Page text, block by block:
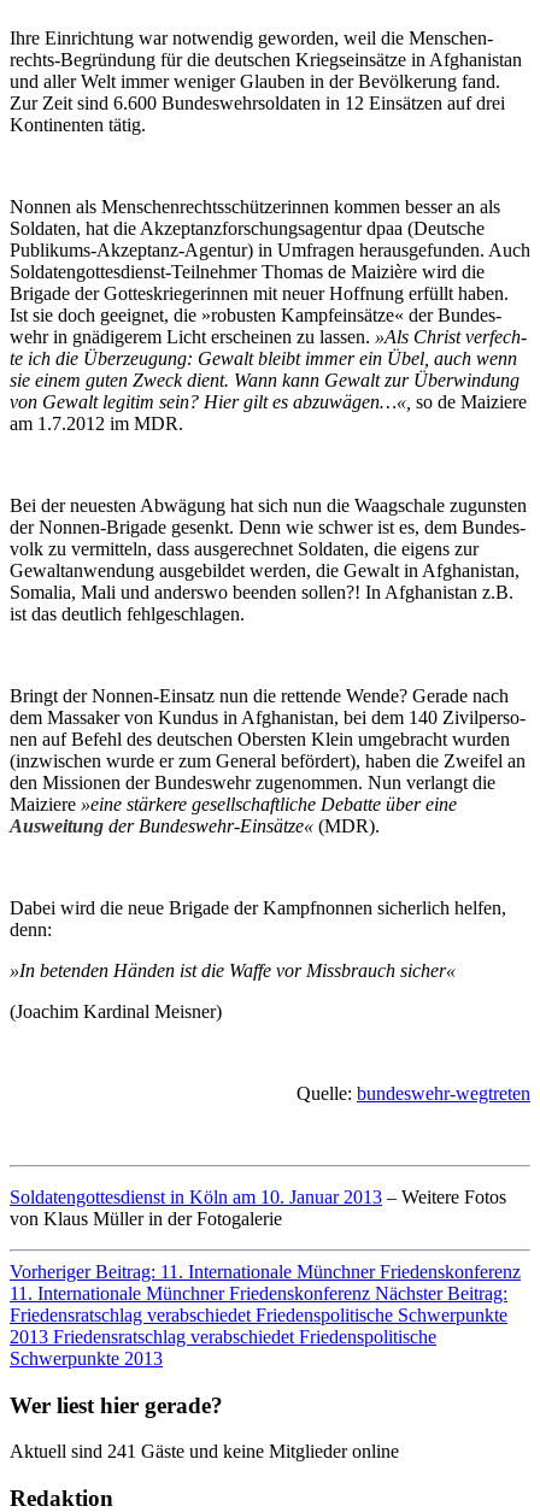
Ihre Einrichtung war notwendig geworden, weil die Men­schen­
rechts-Begrün­dung für die deutschen Kriegs­ein­sät­ze in Afgha­nis­tan
und aller Welt immer weniger Glauben in der Bevöl­ke­rung fand.
Zur Zeit sind 6.600 Bun­des­wehr­sol­daten in 12 Ein­sät­zen auf drei
Kontinenten tätig.
Nonnen als Menschen­rechts­schüt­ze­rinnen kommen besser an als
Sol­da­ten, hat die Akzep­tanz­for­schungs­agen­tur dpaa (Deutsche
Publi­kums-Akzep­tanz-Agen­tur) in Umfragen heraus­gefun­den. Auch
Sol­da­ten­got­tes­dienst-Teil­nehmer Thomas de Maizière wird die
Brigade der Got­tes­krie­ge­rin­nen mit neuer Hoffnung erfüllt haben.
Ist sie doch geeignet, die »robus­ten Kampf­ein­sät­ze« der Bundes­
wehr in gnädi­ge­rem Licht erschei­nen zu lassen. »Als Christ ver­fech­
te ich die Über­zeugung: Gewalt bleibt immer ein Übel, auch wenn
sie einem guten Zweck dient. Wann kann Gewalt zur Über­win­dung
von Gewalt legitim sein? Hier gilt es abzu­wägen…«, so de Maiziere
am 1.7.2012 im MDR.
Bei der neuesten Abwägung hat sich nun die Waag­schale zuguns­ten
der Non­nen-Bri­ga­de gesenkt. Denn wie schwer ist es, dem Bundes­
volk zu vermit­teln, dass aus­ge­rech­net Sol­daten, die eigens zur
Gewalt­an­wen­dung ausge­bildet werden, die Gewalt in Afgha­nis­tan,
Somalia, Mali und anderswo beenden sollen?! In Afgha­nis­tan z.B.
ist das deutlich fehlgeschlagen.
Bringt der Nonnen-Einsatz nun die rettende Wende? Gerade nach
dem Massa­ker von Kundus in Afgha­nis­tan, bei dem 140 Zivil­per­so­
nen auf Befehl des deutschen Obersten Klein umge­bracht wurden
(inzwischen wurde er zum General beför­dert), haben die Zweifel an
den Missio­nen der Bundes­wehr zuge­nom­men. Nun verlangt die
Maiziere »eine stär­ke­re gesell­schaft­liche Debat­te über eine
Ausweitung der Bundes­wehr-Einsätze« (MDR).
Dabei wird die neue Brigade der Kampf­non­nen sicher­lich helfen,
denn:
»In betenden Händen ist die Waffe vor Miss­brauch sicher«
(Joachim Kardinal Meisner)
Quelle: bundeswehr-wegtreten
Soldatengottesdienst in Köln am 10. Januar 2013 – Weitere Fotos
von Klaus Müller in der Fotogalerie
Vorheriger Beitrag: 11. Internationale Münchner Friedenskonferenz
11. Internationale Münchner Friedenskonferenz Nächster Beitrag:
Friedensratschlag verabschiedet Friedenspolitische Schwerpunkte
2013 Friedensratschlag verabschiedet Friedenspolitische
Schwerpunkte 2013
Wer liest hier gerade?
Aktuell sind 241 Gäste und keine Mitglieder online
Redaktion